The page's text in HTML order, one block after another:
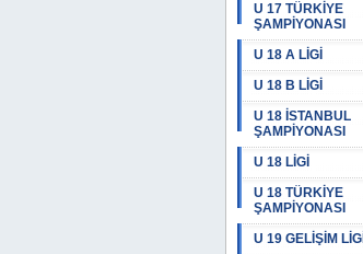
U 17 TÜRKİYE
ŞAMPİYONASI
U 18 A LİGİ
U 18 B LİGİ
U 18 İSTANBUL
ŞAMPİYONASI
U 18 LİGİ
U 18 TÜRKİYE
ŞAMPİYONASI
U 19 GELİŞİM LİGİ